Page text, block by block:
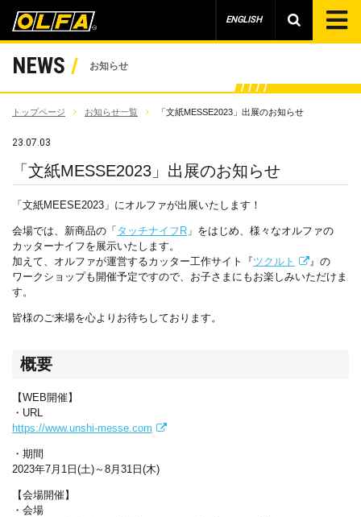
ENGLISH
NEWS お知らせ
トップページ お知らせ一覧 「文紙MESSE2023」出展のお知らせ
23.07.03
「文紙MESSE2023」出展のお知らせ
「文紙MEESE2023」にオルファが出展いたします！
会場では、新商品の「 タッチナイフR 」をはじめ、様々なオルファの
カッターナイフを展示いたします。
加えて、オルファが運営するカッター工作サイト『ツクルト
』の
ワークショップも開催予定ですので、お子さまにもお楽しみいただけま
す。
皆様のご来場を心よりお待ちしております。
概要
【WEB開催】
・URL
https://www.unshi-messe.com
・期間
2023年7月1日(土)～8月31日(木)
【会場開催】
・会場